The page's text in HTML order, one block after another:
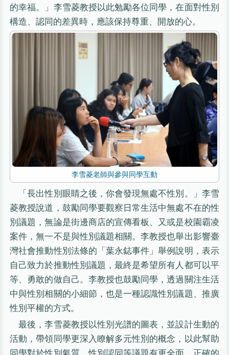
的幸福。」李雪菱教授以此勉勵各位同學，在面對性別
構造、認同的差異時，應該保持尊重、開放的心。
李雪菱老師與參與同學互動
「長出性別眼睛之後，你會發現無處不性別。」李雪
菱教授說道，鼓勵同學要觀察日常生活中無處不在的性
別議題，無論是街邊商店的宣傳看板、又或是校園霸凌
案件，無一不是與性別議題相關。李教授也舉出影響臺
灣社會推動性別法條的「葉永鋕事件」舉例說明，表示
自己致力於推動性別議題，最終是希望所有人都可以平
等、勇敢的做自己。李教授也鼓勵同學，透過關注生活
中與性別相關的小細節，也是一種認識性別議題、推廣
性別平權的方式。
最後，李雪菱教授以性別光譜的圖表，並設計生動的
活動，帶領同學更深入瞭解多元性別的概念，以此幫助